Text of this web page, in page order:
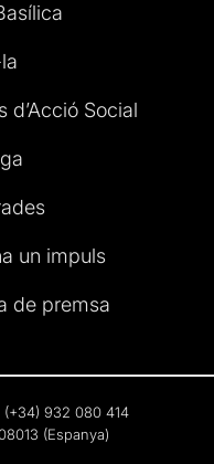
d’Acció Social
un impuls
de premsa
(+34) 932 080 414
(Espanya)